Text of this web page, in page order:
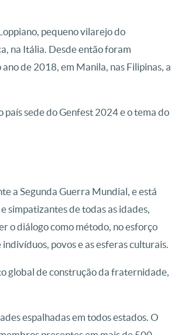
pequeno vilarejo do
na Itália. Desde então foram
de 2018, em Manila, nas Filipinas, a
sede do Genfest 2024 e o tema do
a Segunda Guerra Mundial, e está
simpatizantes de todas as idades,
o diálogo como método, no esforço
povos e as esferas culturais.
global de construção da fraternidade,
espalhadas em todos estados. O